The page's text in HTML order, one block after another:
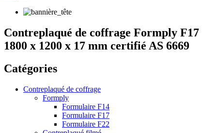
Contreplaqué de coffrage Formply F17
1800 x 1200 x 17 mm certifié AS 6669
Catégories
Contreplaqué de coffrage
Formply
Formulaire F14
Formulaire F17
Formulaire F22